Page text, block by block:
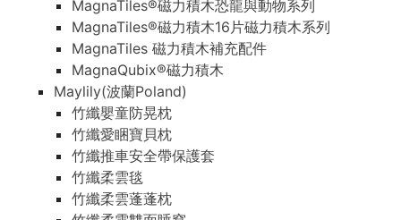
MagnaTiles®磁力積木恐龍與動物系列
MagnaTiles®磁力積木16片磁力積木系列
MagnaTiles 磁力積木補充配件
MagnaQubix®磁力積木
Maylily(波蘭Poland)
竹纖嬰童防晃枕
竹纖愛睏寶貝枕
竹纖推車安全帶保護套
竹纖柔雲毯
竹纖柔雲蓬蓬枕